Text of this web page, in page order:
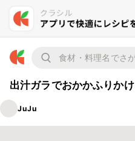
出汁ガラでおかかふりかけ
JuJu